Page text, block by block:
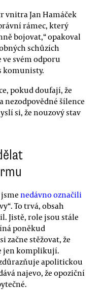
vnitra Jan Hamáček
rámec, který
bojovat,“ opakoval
schůzích
svém odporu
komunisty.
pokud doufají, že
nezodpovědné šílence
si, že nouzový stav
nedávno označili
To trvá, obsah
Jistě, role jsou stále
poněkud
začne stěžovat, že
jen komplikují.
apolitickou
najevo, že opoziční